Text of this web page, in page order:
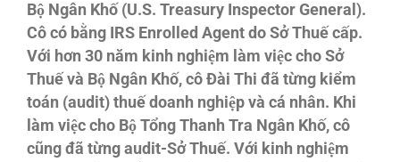
Bộ Ngân Khố (U.S. Treasury Inspector General).
Cô có bằng IRS Enrolled Agent do Sở Thuế cấp.
Với hơn 30 năm kinh nghiệm làm việc cho Sở
Thuế và Bộ Ngân Khố, cô Đài Thi đã từng kiểm
toán (audit) thuế doanh nghiệp và cá nhân. Khi
làm việc cho Bộ Tổng Thanh Tra Ngân Khố, cô
cũng đã từng audit-Sở Thuế. Với kinh nghiệm